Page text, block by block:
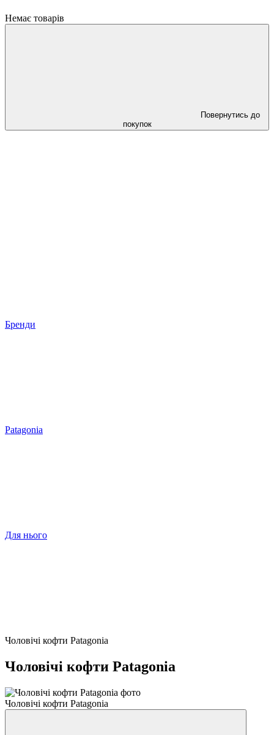
Немає товарів
Повернутись до
покупок
Бренди
Patagonia
Для нього
Чоловічі кофти Patagonia
Чоловічі кофти Patagonia
Чоловічі кофти Patagonia